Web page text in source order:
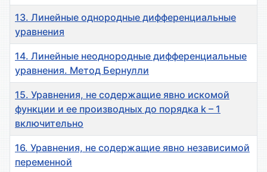
13. Линейные однородные дифференциальные
уравнения
14. Линейные неоднородные дифференциальные
уравнения. Метод Бернулли
15. Уравнения, не содержащие явно искомой
функции и ее производных до порядка k – 1
включительно
16. Уравнения, не содержащие явно независимой
переменной